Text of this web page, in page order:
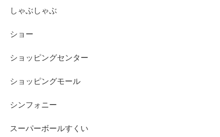
しゃぶしゃぶ
ショー
ショッピングセンター
ショッピングモール
シンフォニー
スーパーボールすくい